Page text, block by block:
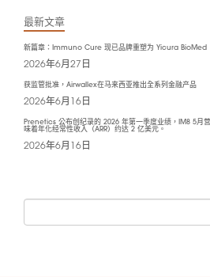
最新文章
新篇章：Immuno Cure 现已品牌重塑为 Yicura BioMed
2026年6月27日
获监管批准，Airwallex在马来西亚推出全系列金融产品
2026年6月16日
Prenetics 公布创纪录的 2026 年第一季度业绩，IM8 5月
味着年化经常性收入（ARR）约达 2 亿美元。
2026年6月16日